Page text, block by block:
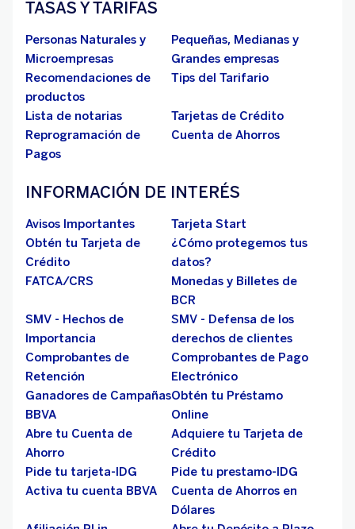
TASAS Y TARIFAS
Personas Naturales y
Microempresas
Pequeñas, Medianas y
Grandes empresas
Recomendaciones de
productos
Tips del Tarifario
Lista de notarias
Tarjetas de Crédito
Reprogramación de
Pagos
Cuenta de Ahorros
INFORMACIÓN DE INTERÉS
Avisos Importantes
Tarjeta Start
Obtén tu Tarjeta de
Crédito
¿Cómo protegemos tus
datos?
FATCA/CRS
Monedas y Billetes de
BCR
SMV - Hechos de
Importancia
SMV - Defensa de los
derechos de clientes
Comprobantes de
Retención
Comprobantes de Pago
Electrónico
Ganadores de Campañas
BBVA
Obtén tu Préstamo
Online
Abre tu Cuenta de
Ahorro
Adquiere tu Tarjeta de
Crédito
Pide tu tarjeta-IDG
Pide tu prestamo-IDG
Activa tu cuenta BBVA
Cuenta de Ahorros en
Dólares